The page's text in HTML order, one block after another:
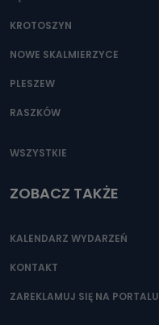
KROTOSZYN
NOWE SKALMIERZYCE
PLESZEW
RASZKÓW
WSZYSTKIE
ZOBACZ TAKŻE
KALENDARZ WYDARZEŃ
KONTAKT
ZAREKLAMUJ SIĘ NA PORTALU